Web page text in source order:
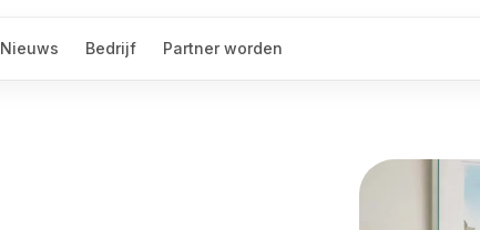
Nieuws Bedrijf Partner worden